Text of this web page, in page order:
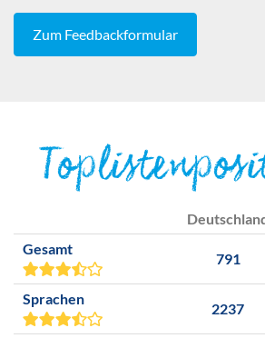
Zum Feedbackformular
Gesamt
791
Sprachen
2237